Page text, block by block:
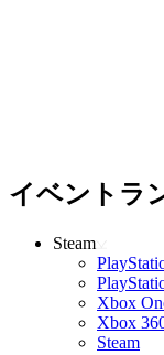
イベントラ
Steam
Xbox
Xbox
Steam